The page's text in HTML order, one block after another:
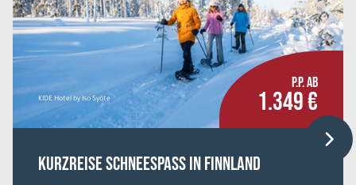
KIDE Hotel by Iso Syöte
P.P. AB
1.349 €
Kurzreise Schneespass in Finnland